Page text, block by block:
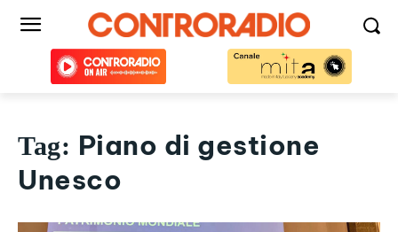
Tag: Piano di gestione
Unesco